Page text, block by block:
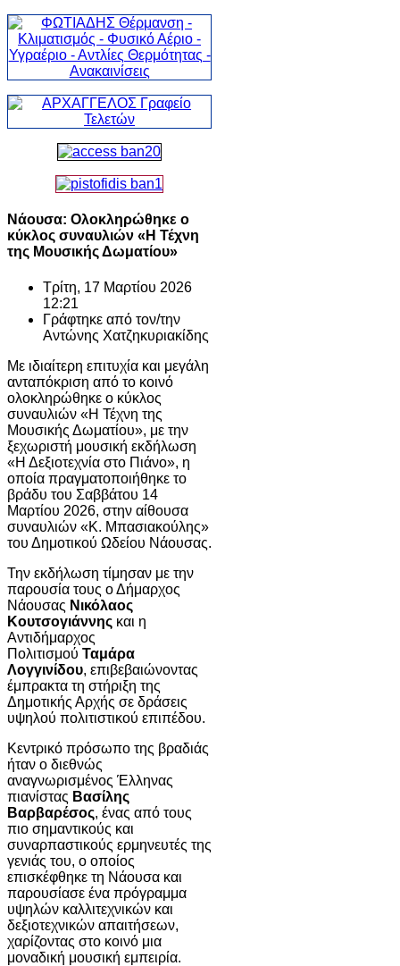
Νάουσα: Ολοκληρώθηκε ο
κύκλος συναυλιών «Η Τέχνη
της Μουσικής Δωματίου»
Τρίτη, 17 Μαρτίου 2026
12:21
Γράφτηκε από τον/την
Αντώνης Χατζηκυριακίδης
Με ιδιαίτερη επιτυχία και μεγάλη
ανταπόκριση από το κοινό
ολοκληρώθηκε ο κύκλος
συναυλιών «Η Τέχνη της
Μουσικής Δωματίου», με την
ξεχωριστή μουσική εκδήλωση
«Η Δεξιοτεχνία στο Πιάνο», η
οποία πραγματοποιήθηκε το
βράδυ του Σαββάτου 14
Μαρτίου 2026, στην αίθουσα
συναυλιών «Κ. Μπασιακούλης»
του Δημοτικού Ωδείου Νάουσας.
Την εκδήλωση τίμησαν με την
παρουσία τους ο Δήμαρχος
Νάουσας Νικόλαος
Κουτσογιάννης και η
Αντιδήμαρχος
Πολιτισμού Ταμάρα
Λογγινίδου, επιβεβαιώνοντας
έμπρακτα τη στήριξη της
Δημοτικής Αρχής σε δράσεις
υψηλού πολιτιστικού επιπέδου.
Κεντρικό πρόσωπο της βραδιάς
ήταν ο διεθνώς
αναγνωρισμένος Έλληνας
πιανίστας Βασίλης
Βαρβαρέσος, ένας από τους
πιο σημαντικούς και
συναρπαστικούς ερμηνευτές της
γενιάς του, ο οποίος
επισκέφθηκε τη Νάουσα και
παρουσίασε ένα πρόγραμμα
υψηλών καλλιτεχνικών και
δεξιοτεχνικών απαιτήσεων,
χαρίζοντας στο κοινό μια
μοναδική μουσική εμπειρία.